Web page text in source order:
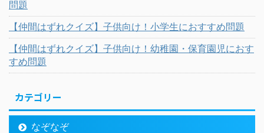
問題
【仲間はずれクイズ】子供向け！小学生におすすめ問題
【仲間はずれクイズ】子供向け！幼稚園・保育園児におす
すめ問題
カテゴリー
なぞなぞ